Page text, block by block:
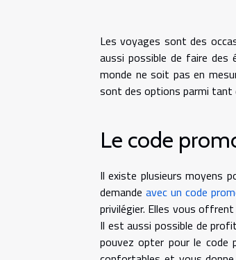
Les voyages sont des
aussi possible de faire des
monde ne soit pas en
sont des options parmi tant
Le code
Il existe plusieurs moyens
demandeavec un code
privilégier. Elles vous
Il est aussi possible de
pouvez opter pour le code